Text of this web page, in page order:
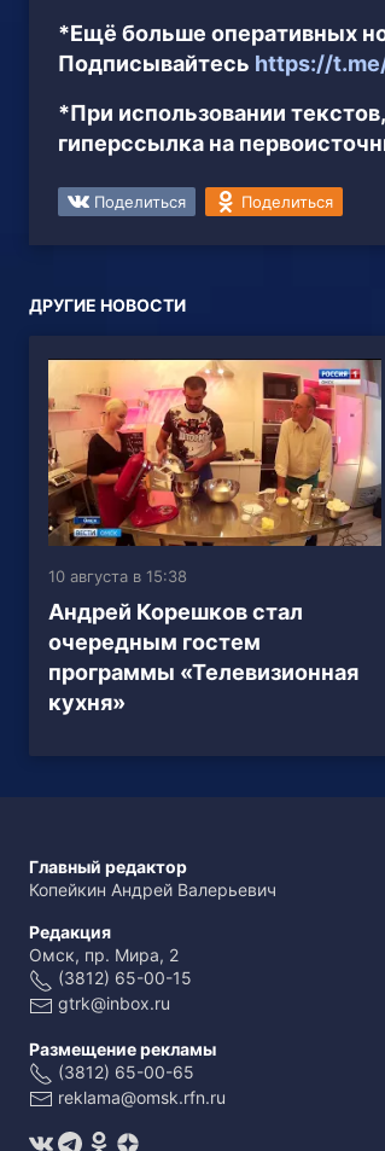
*Ещё больше оперативных
Подписывайтесь https://
*При использовании
гиперссылка на
Поделиться Поделиться
ДРУГИЕ НОВОСТИ
10 августа в 15:38
Андрей Корешков стал
очередным гостем
программы «Телевизионная
кухня»
Главный редактор
Копейкин Андрей Валерьевич
Редакция
Омск, пр. Мира, 2
(3812) 65-00-15
gtrk@inbox.ru
Размещение рекламы
(3812) 65-00-65
reklama@omsk.rfn.ru